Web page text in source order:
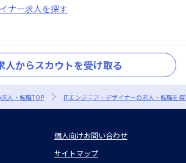
ナー求人を探す
人からスカウトを受け取る
人・転職TOP ITエンジニア・デザイナーの求人・転職を
個人向けお問い合わせ
サイトマップ